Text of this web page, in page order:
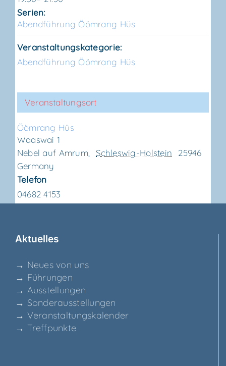
Serien:
Abend­füh­rung Ööm­rang Hüs
Veranstaltungskategorie:
Abendführung Öömrang Hüs
Veranstaltungsort
Ööm­rang Hüs
Waaswai 1
Nebel auf Amrum
Schleswig-Holstein
25946
Germany
Telefon
04682 4153
Aktu­el­les
→ Neu­es von uns
→ Füh­run­gen
→ Aus­stel­lun­gen
→ Son­der­aus­stel­lun­gen
→ Ver­an­stal­tungs­ka­len­der
→ Treff­punk­te